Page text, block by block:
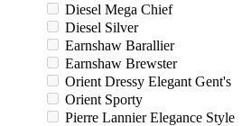
Diesel Mega Chief
Diesel Silver
Earnshaw Barallier
Earnshaw Brewster
Orient Dressy Elegant Gent's
Orient Sporty
Pierre Lannier Elegance Style